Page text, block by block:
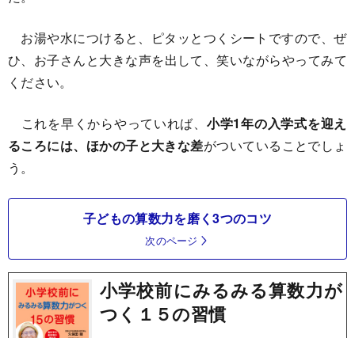
お湯や水につけると、ピタッとつくシートですので、ぜ
ひ、お子さんと大きな声を出して、笑いながらやってみて
ください。
これを早くからやっていれば、 小学1年の入学式を迎え
るころには、ほかの子と大きな差がついていることでしょ
う。
子どもの算数力を磨く3つのコツ
次のページ
小学校前にみるみる算数力が
つく１５の習慣